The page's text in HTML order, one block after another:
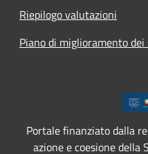
Riepilogo valutazioni
Piano di miglioramento dei
Portale finanziato dalla
azione e coesione della